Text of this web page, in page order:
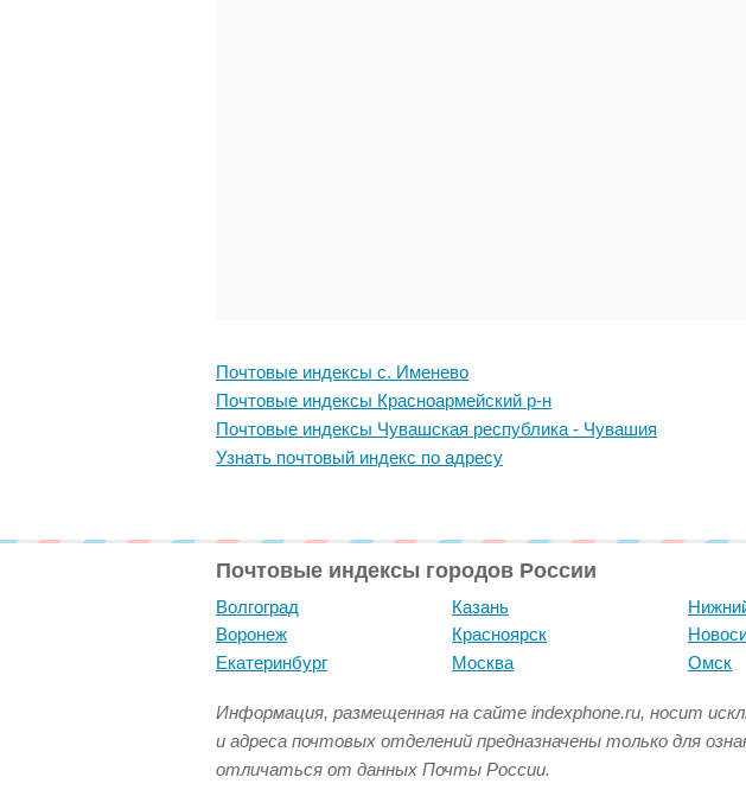
Почтовые индексы с. Именево
Почтовые индексы Красноармейский р-н
Почтовые индексы Чувашская республика - Чувашия
Узнать почтовый индекс по адресу
Почтовые индексы городов России
Волгоград
Воронеж
Екатеринбург
Казань
Красноярск
Москва
Омск
Информация, размещенная на сайте indexphone.ru, носит
и адреса почтовых отделений предназначены только для
отличаться от данных Почты России.